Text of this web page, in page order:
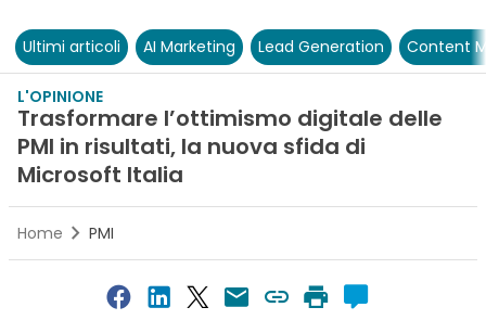
Ultimi articoli AI Marketing Lead Generation Content
L'OPINIONE
Trasformare l’ottimismo digitale delle
PMI in risultati, la nuova sfida di
Microsoft Italia
Home PMI